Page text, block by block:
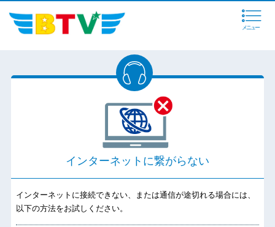
メニュー
インターネットに繋がらない
インターネットに接続できない、または通信が途切れる場合には、
以下の方法をお試しください。